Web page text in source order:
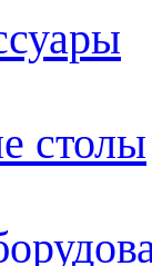
столы